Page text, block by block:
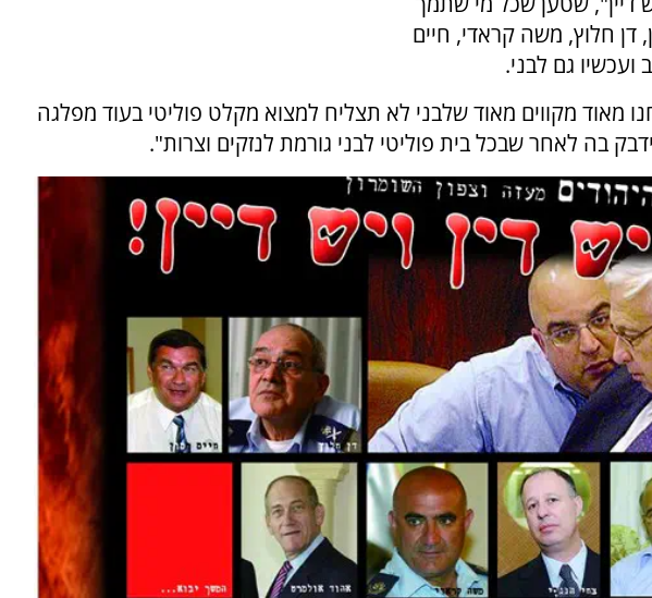
חלוץ, משה קראדי, חיים
גם לבני.
מאוד מקווים מאוד שלבני לא תצליח למצוא מקלט פוליטי בעוד מפלגה
בה לאחר שבכל בית פוליטי לבני גורמת לנזקים וצרות".